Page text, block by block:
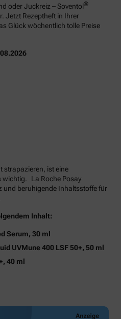
oder Juckreiz – Soventol®
Jetzt Rezeptheft in Ihrer
Glück wöchentlich tolle Preise
strapazieren, ist eine
wichtig. La Roche Posay
und beruhigende Inhaltsstoffe für
Inhalt:
Serum, 30 ml
UVMune 400 LSF 50+, 50 ml
40 ml